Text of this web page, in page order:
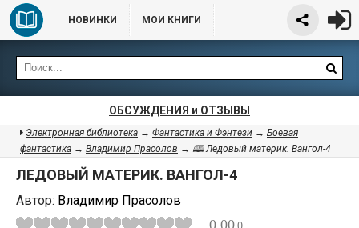
НОВИНКИ МОИ КНИГИ
ОБСУЖДЕНИЯ и ОТЗЫВЫ
Электронная библиотека → Фантастика и Фэнтези → Боевая
фантастика → Владимир Прасолов → 🕮 Ледовый материк. Вангол-4
ЛЕДОВЫЙ МАТЕРИК. ВАНГОЛ-4
Автор: Владимир Прасолов
0.00